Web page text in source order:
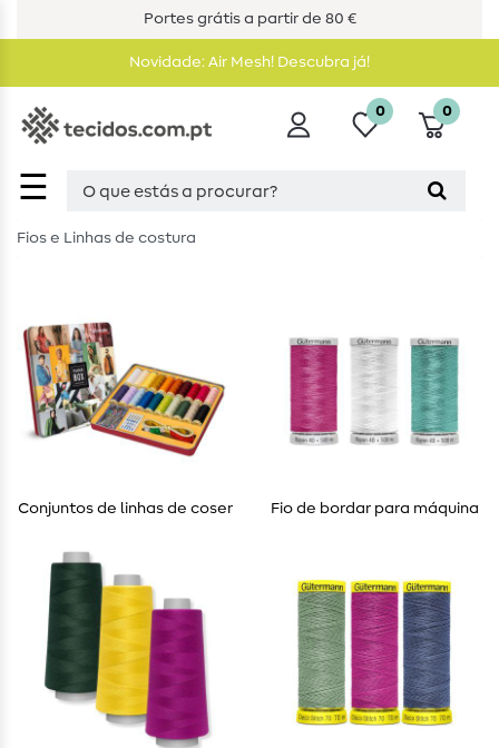
Portes grátis a partir de 80 €
Novidade: Air Mesh! Descubra já!
☰
0 0
Fios e Linhas de costura
Conjuntos de linhas de coser Fio de bordar para máquina